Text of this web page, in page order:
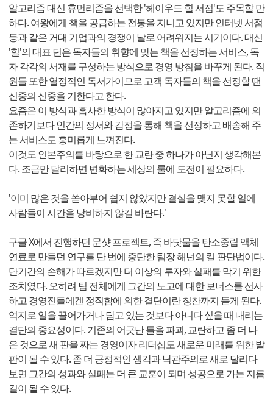
알고리즘 대신 휴먼리즘을 선택한 '헤이우드 힐 서점'도 주목할 만
하다. 여왕에게 책을 공급하는 전통을 지니고 있지만 인터넷 서점
등과 같은 거대 기업과의 경쟁이 날로 어려워지는 시기이다. 대신
'힐'의 대표 던은 독자들의 취향에 맞는 책을 선정하는 서비스, 독
자 각각의 서재를 구성하는 방식으로 경영 방침을 바꾸게 된다. 직
원들 또한 열정적인 독서가이므로 고객 독자들의 책을 선정할 땐
신중의 신중을 기한다고 한다.
요즘은 이 방식과 흡사한 방식이 많아지고 있지만 알고리즘에 의
존하기보다 인간의 정서와 감정을 통해 책을 선정하고 배송해 주
는 서비스도 흥미롭게 느껴진다.
이것도 인본주의를 바탕으로 한 교란 중 하나가 아닌지 생각해본
다. 조금만 달리하면 변화하는 세상의 룰에 도전이 필요하다.
'이미 많은 것을 쏟아부어 쉽지 않았지만 결실을 맺지 못할 일에
사람들이 시간을 낭비하지 않길 바란다.'
구글 X에서 진행하던 문샷 프로젝트, 즉 바닷물을 탄소중립 액체
연료로 만들던 연구를 단 번에 중단한 팀장 해넌의 킬 판단법이다.
단기간의 손해가 따르겠지만 더 이상의 투자와 실패를 막기 위한
조치였다. 오히려 팀 전체에게 그간의 노고에 대한 보너스를 선사
하고 경영진들에겐 정직함에 의한 결단이란 칭찬까지 듣게 된다.
억지로 일을 끌어가거나 담고 있는 것보다 아니다 싶을 때 내리는
결단의 중요성이다. 기존의 어긋난 틀을 파괴, 교란하고 좀 더 나
은 것으로 새 판을 짜는 경영이자 리더십도 새로운 미래를 위한 발
판이 될 수 있다. 좀 더 긍정적인 생각과 낙관주의로 새로 달리다
보면 그간의 성과와 실패는 더 큰 교훈이 되며 성공으로 가는 지름
길이 될 수 있다.